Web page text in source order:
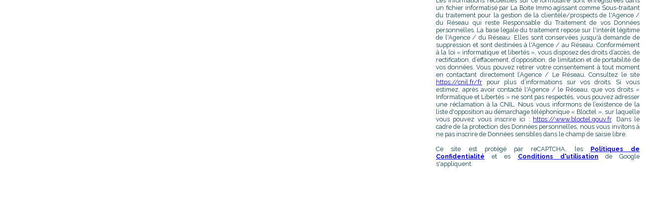
un fichier informatisé par La Boite Immo agissant comme Sous-traitant
du traitement pour la gestion de la clientèle/prospects de l'Agence /
du Réseau qui reste Responsable du Traitement de vos Données
personnelles. La base légale du traitement repose sur l'intérêt légitime
de l'Agence / du Réseau. Elles sont conservées jusqu'à demande de
suppression et sont destinées à l'Agence / au Réseau. Conformément
à la loi « informatique et libertés », vous disposez des droits d’accès, de
rectification, d’effacement, d’opposition, de limitation et de portabilité de
vos données. Vous pouvez retirer votre consentement à tout moment
en contactant directement l’Agence / Le Réseau. Consultez le site
https://cnil.fr/fr pour plus d’informations sur vos droits. Si vous
estimez, après avoir contacté l'Agence / le Réseau, que vos droits «
Informatique et Libertés » ne sont pas respectés, vous pouvez adresser
une réclamation à la CNIL. Nous vous informons de l’existence de la
liste d'opposition au démarchage téléphonique « Bloctel », sur laquelle
vous pouvez vous inscrire ici : https://www.bloctel.gouv.fr. Dans le
cadre de la protection des Données personnelles, nous vous invitons à
ne pas inscrire de Données sensibles dans le champ de saisie libre.
Ce site est protégé par reCAPTCHA, les Politiques de
Confidentialité et es Conditions d'utilisation de Google
s'appliquent.